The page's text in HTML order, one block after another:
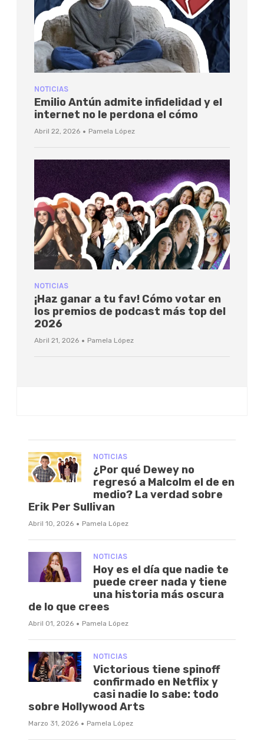
NOTICIAS
Emilio Antún admite infidelidad y el
internet no le perdona el cómo
Abril 22, 2026 · Pamela López
NOTICIAS
¡Haz ganar a tu fav! Cómo votar en
los premios de podcast más top del
2026
Abril 21, 2026 · Pamela López
NOTICIAS
¿Por qué Dewey no
regresó a Malcolm el de en
medio? La verdad sobre
Erik Per Sullivan
Abril 10, 2026 · Pamela López
NOTICIAS
Hoy es el día que nadie te
puede creer nada y tiene
una historia más oscura
de lo que crees
Abril 01, 2026 · Pamela López
NOTICIAS
Victorious tiene spinoff
confirmado en Netflix y
casi nadie lo sabe: todo
sobre Hollywood Arts
Marzo 31, 2026 · Pamela López